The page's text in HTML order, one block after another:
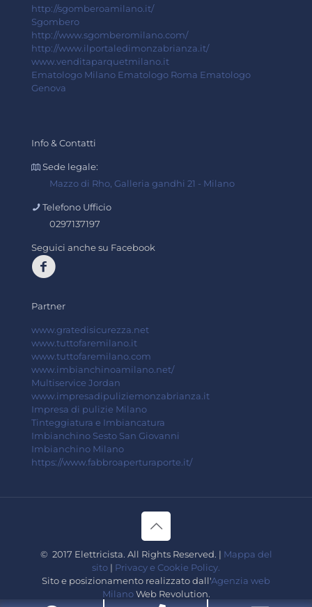
http://sgomberoamilano.it/
Sgombero
http://www.sgomberomilano.com/
http://www.ilportaledimonzabrianza.it/
www.venditaparquetmilano.it
Ematologo Milano Ematologo Roma Ematologo
Genova
Info & Contatti
Sede legale:
Mazzo di Rho, Galleria gandhi 21 - Milano
Telefono Ufficio
0297137197
Seguici anche su Facebook
Partner
www.gratedisicurezza.net
www.tuttofaremilano.it
www.tuttofaremilano.com
www.imbianchinoamilano.net/
Multiservice Jordan
www.impresadipuliziemonzabrianza.it
Impresa di pulizie Milano
Tinteggiatura e Imbiancatura
Imbianchino Sesto San Giovanni
Imbianchino Milano
https://www.fabbroaperturaporte.it/
© 2017 Elettricista. All Rights Reserved. | Mappa del
sito | Privacy e Cookie Policy.
Sito e posizionamento realizzato dall'Agenzia web
MilanoWeb Revolution.